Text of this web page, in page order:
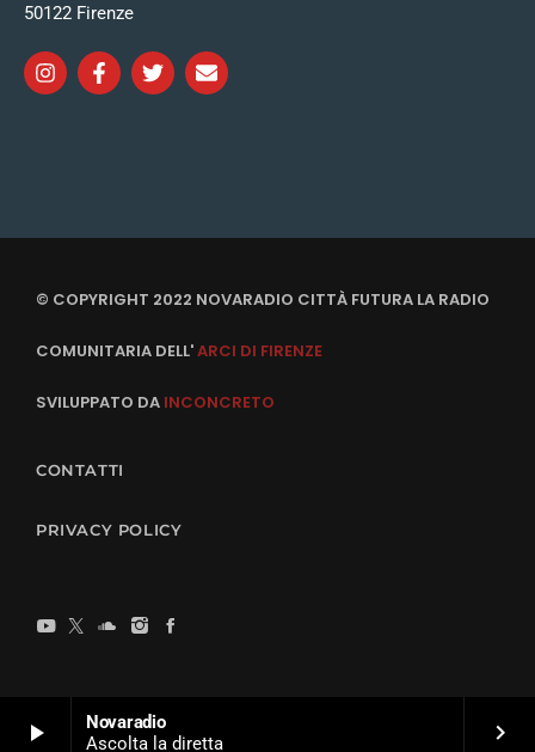
play_arrow
Novaradio
Ascolta la diretta
keyboard_arrow_right
50122 Firenze
© COPYRIGHT 2022 NOVARADIO CITTÀ FUTURA LA RADIO
COMUNITARIA DELL'ARCI DI FIRENZE
SVILUPPATO DA INCONCRETO
CONTATTI
PRIVACY POLICY